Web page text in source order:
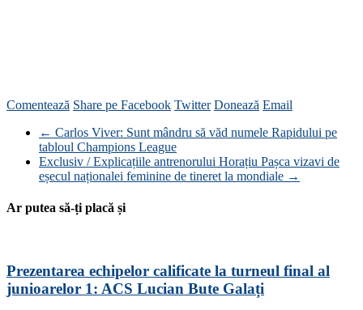
Comentează Share pe Facebook Twitter Donează Email
← Carlos Viver: Sunt mândru să văd numele Rapidului pe
tabloul Champions League
Exclusiv / Explicațiile antrenorului Horațiu Pașca vizavi de
eșecul naționalei feminine de tineret la mondiale →
Ar putea să-ți placă și
Prezentarea echipelor calificate la turneul final al
junioarelor 1: ACS Lucian Bute Galați